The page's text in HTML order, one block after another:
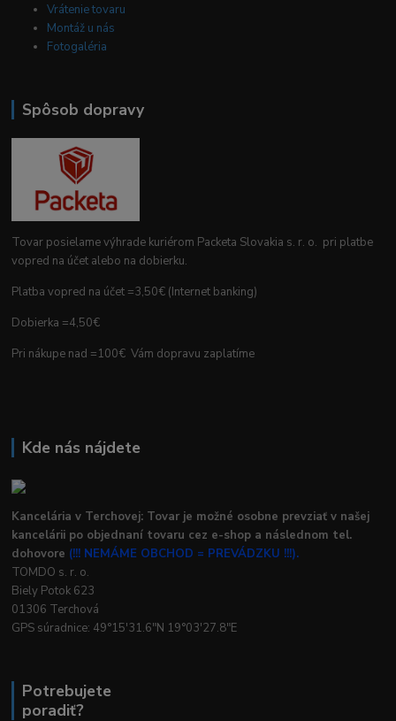
Vrátenie tovaru
Montáž u nás
Fotogaléria
Spôsob dopravy
Tovar posielame výhrade kuriérom Packeta Slovakia s. r. o. pri platbe
vopred na účet alebo na dobierku.
Platba vopred na účet =3,50€ (Internet banking)
Dobierka =4,50€
Pri nákupe nad =100€ Vám dopravu zaplatíme
Kde nás nájdete
Kancelária v Terchovej: Tovar je možné osobne prevziať v našej
kancelárii po objednaní tovaru cez e-shop a následnom tel.
dohovore (!!! NEMÁME OBCHOD = PREVÁDZKU !!!).
TOMDO s. r. o.
Biely Potok 623
01306 Terchová
GPS súradnice: 49°15'31.6"N 19°03'27.8"E
Potrebujete
poradiť?